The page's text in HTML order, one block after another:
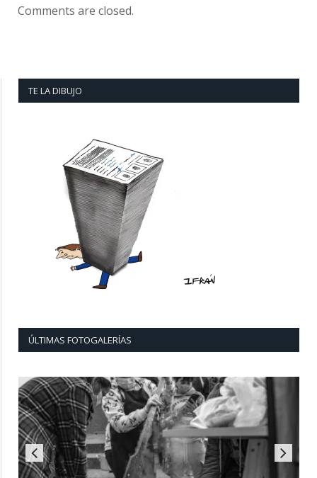
Comments are closed.
TE LA DIBUJO
ÚLTIMAS FOTOGALERÍAS